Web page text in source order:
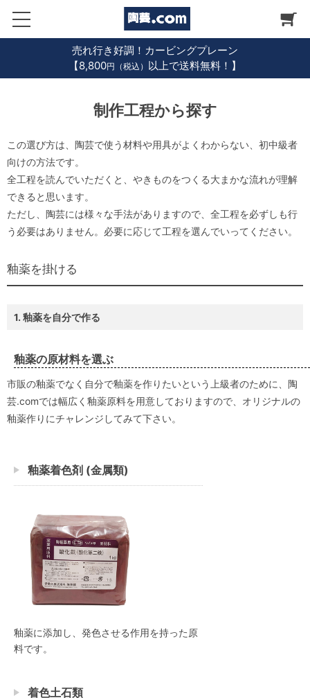
売れ行き好調！カービングプレーン
【8,800円（税込） 以上で送料無料！】
制作工程から探す
この選び方は、陶芸で使う材料や用具がよくわからない、初中級者
向けの方法です。
全工程を読んでいただくと、やきものをつくる大まかな流れが理解
できると思います。
ただし、陶芸には様々な手法がありますので、全工程を必ずしも行
う必要はありません。必要に応じて工程を選んでいってください。
釉薬を掛ける
1. 釉薬を自分で作る
釉薬の原材料を選ぶ
市販の釉薬でなく自分で釉薬を作りたいという上級者のために、陶
芸.comでは幅広く釉薬原料を用意しておりますので、オリジナルの
釉薬作りにチャレンジしてみて下さい。
釉薬着色剤 (金属類)
釉薬に添加し、発色させる作用を持った原
料です。
着色土石類